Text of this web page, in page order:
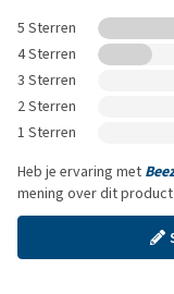
5 Sterren
4 Sterren
3 Sterren
2 Sterren
1 Sterren
Heb je ervaring met
mening over dit product